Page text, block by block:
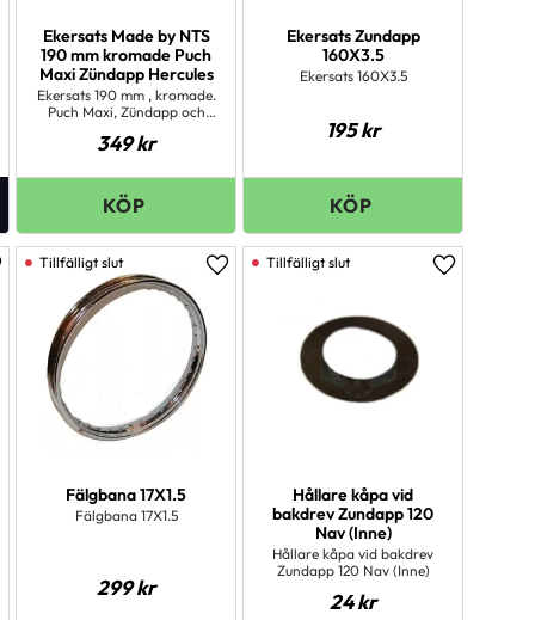
Ekersats Made by NTS
190 mm kromade Puch
Maxi Zündapp Hercules
Ekersats 190 mm , kromade.
Puch Maxi, Zündapp och
349kr
Ekersats Zundapp
160X3.5
Ekersats 160X3.5
195kr
till i favoriter
Fälgbana 17X1.5
Fälgbana 17X1.5
299kr
Lägg till i favoriter
Hållare kåpa vid
bakdrev Zundapp 120
Nav (Inne)
Hållare kåpa vid bakdrev
Zundapp 120 Nav (Inne)
24kr
Lägg till i